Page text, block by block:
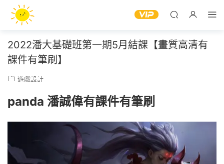
2022潘大基礎班第一期5月結課【畫質高清有
課件有筆刷】
遊戲設計
panda 潘誠偉有課件有筆刷